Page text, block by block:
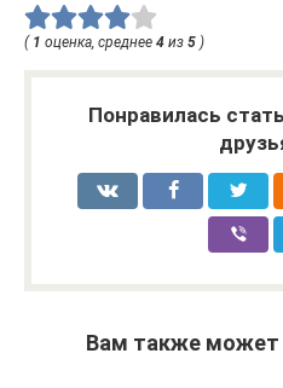
( 1 оценка, среднее 4 из 5 )
Понравилась
Вам также может